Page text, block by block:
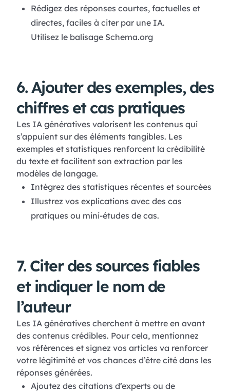
Rédigez des réponses courtes, factuelles et
directes, faciles à citer par une IA.
Utilisez le balisage Schema.org
6. Ajouter des exemples, des
chiffres et cas pratiques
Les IA génératives valorisent les contenus qui
s’appuient sur des éléments tangibles. Les
exemples et statistiques renforcent la crédibilité
du texte et facilitent son extraction par les
modèles de langage.
Intégrez des statistiques récentes et sourcées
Illustrez vos explications avec des cas
pratiques ou mini-études de cas.
7. Citer des sources fiables
et indiquer le nom de
l’auteur
Les IA génératives cherchent à mettre en avant
des contenus crédibles. Pour cela, mentionnez
vos références et signez vos articles va renforcer
votre légitimité et vos chances d’être cité dans les
réponses générées.
Ajoutez des citations d’experts ou de